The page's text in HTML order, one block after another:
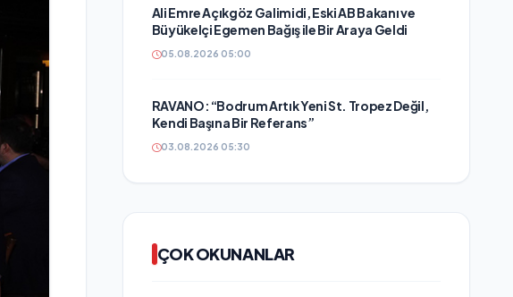
Ali Emre Açıkgöz Galimidi, Eski AB Bakanı ve
Büyükelçi Egemen Bağış ile Bir Araya Geldi
05.08.2026 05:00
RAVANO: “Bodrum Artık Yeni St. Tropez Değil,
Kendi Başına Bir Referans”
03.08.2026 05:30
ÇOK OKUNANLAR